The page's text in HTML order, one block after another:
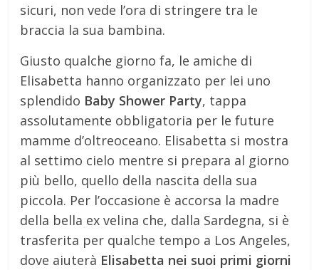
sicuri, non vede l’ora di stringere tra le
braccia la sua bambina.
Giusto qualche giorno fa, le amiche di
Elisabetta hanno organizzato per lei uno
splendido Baby Shower Party, tappa
assolutamente obbligatoria per le future
mamme d’oltreoceano. Elisabetta si mostra
al settimo cielo mentre si prepara al giorno
più bello, quello della nascita della sua
piccola. Per l’occasione è accorsa la madre
della bella ex velina che, dalla Sardegna, si è
trasferita per qualche tempo a Los Angeles,
dove aiuterà Elisabetta nei suoi primi giorni